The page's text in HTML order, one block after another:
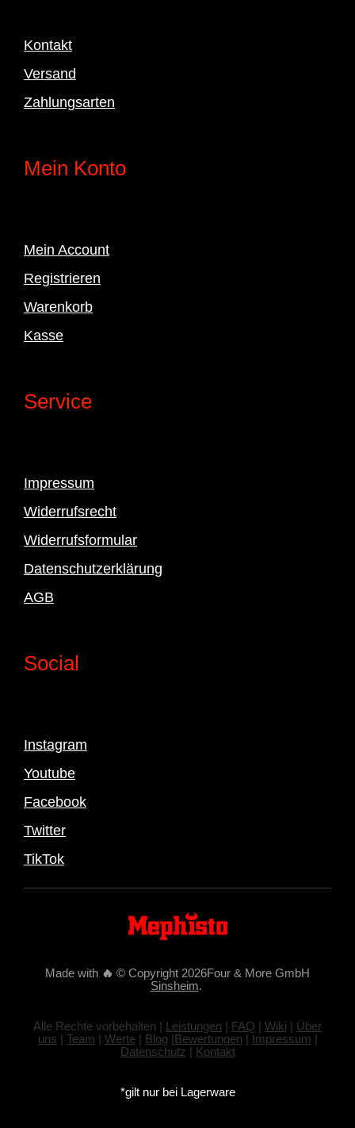
Kontakt
Versand
Zahlungsarten
Mein Konto
Mein Account
Registrieren
Warenkorb
Kasse
Service
Impressum
Widerrufsrecht
Widerrufsformular
Datenschutzerklärung
AGB
Social
Instagram
Youtube
Facebook
Twitter
TikTok
Made with 🔥 © Copyright 2026Four & More GmbH
Sinsheim.
Alle Rechte vorbehalten | Leistungen | FAQ | Wiki | Über
uns | Team | Werte| Blog |Bewertungen | Impressum |
Datenschutz | Kontakt
*gilt nur bei Lagerware